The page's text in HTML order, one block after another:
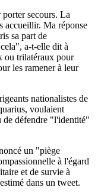
secours. La
accueillir. Ma réponse
sa part de
a-t-elle dit à
ou trilatéraux pour
les ramener à leur
nationalistes de
voulaient
de défendre "l'identité"
un "piège
à l'égard
et de survie à
dans un tweet.